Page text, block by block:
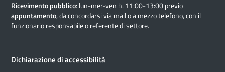
Ricevimento pubblico: lun-mer-ven h. 11:00-13:00 previo
appuntamento, da concordarsi via mail o a mezzo telefono, con il
funzionario responsabile o referente di settore.
Dichiarazione di accessibilità